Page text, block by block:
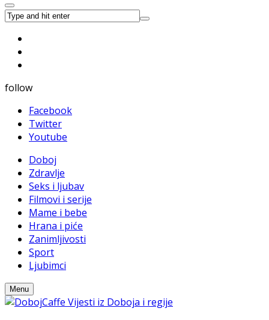
follow
Facebook
Twitter
Youtube
Doboj
Zdravlje
Seks i ljubav
Filmovi i serije
Mame i bebe
Hrana i piće
Zanimljivosti
Sport
Ljubimci
Menu